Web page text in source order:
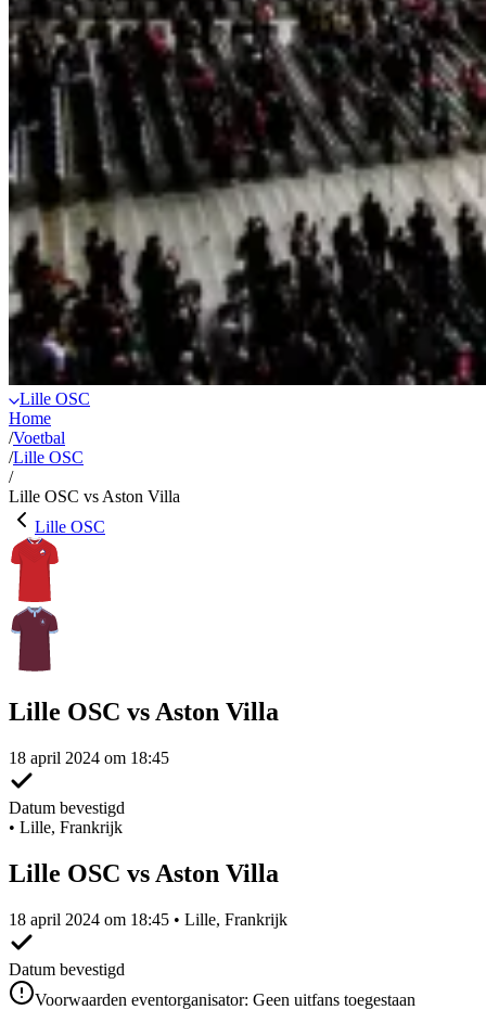
Lille OSC
Home
/Voetbal
/Lille OSC
/
Lille OSC vs Aston Villa
Lille OSC
Lille OSC vs Aston Villa
18 april 2024 om 18:45
Datum bevestigd
• Lille, Frankrijk
Lille OSC vs Aston Villa
18 april 2024 om 18:45 • Lille, Frankrijk
Datum bevestigd
Voorwaarden eventorganisator: Geen uitfans toegestaan